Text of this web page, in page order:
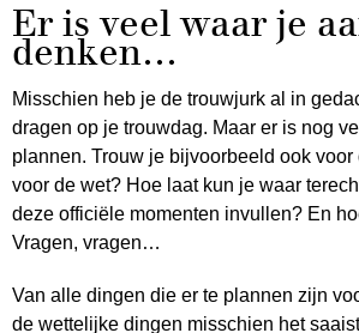
Er is veel waar je
denken…
Misschien heb je de trouwjurk al in
dragen op je trouwdag. Maar er is nog
plannen. Trouw je bijvoorbeeld ook voor
voor de wet? Hoe laat kun je waar
deze officiële momenten invullen? En
Vragen, vragen…
Van alle dingen die er te plannen zijn
de wettelijke dingen misschien het